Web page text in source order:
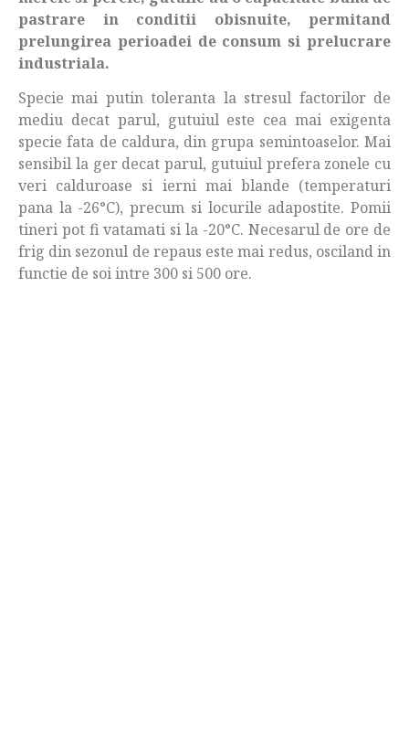
pastrare in conditii obisnuite, permitand
prelungirea perioadei de consum si prelucrare
industriala.
Specie mai putin toleranta la stresul factorilor de
mediu decat parul, gutuiul este cea mai exigenta
specie fata de caldura, din grupa semintoaselor. Mai
sensibil la ger decat parul, gutuiul prefera zonele cu
veri calduroase si ierni mai blande (temperaturi
pana la -26°C), precum si locurile adapostite. Pomii
tineri pot fi vatamati si la -20°C. Necesarul de ore de
frig din sezonul de repaus este mai redus, osciland in
functie de soi intre 300 si 500 ore.